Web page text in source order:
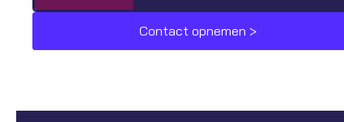
Contact opnemen >